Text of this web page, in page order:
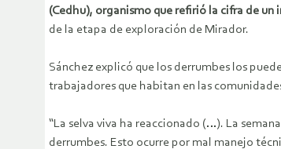
(Cedhu), organismo que refirió la cifra de
de la etapa de exploración de Mirador.
Sánchez explicó que los derrumbes los
trabajadores que habitan en las
“La selva viva ha reaccionado (…). La
derrumbes. Esto ocurre por mal manejo